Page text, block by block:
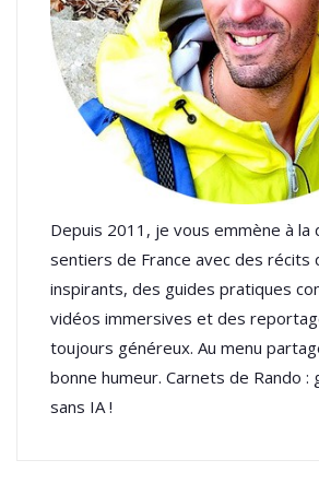
Depuis 2011, je vous emmène à
sentiers de France avec des récits
inspirants, des guides pratiques
vidéos immersives et des
toujours généreux. Au menu
bonne humeur. Carnets de Rando :
sans IA !